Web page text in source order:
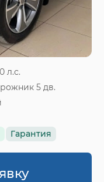
л.с.
5 дв.
Гарантия